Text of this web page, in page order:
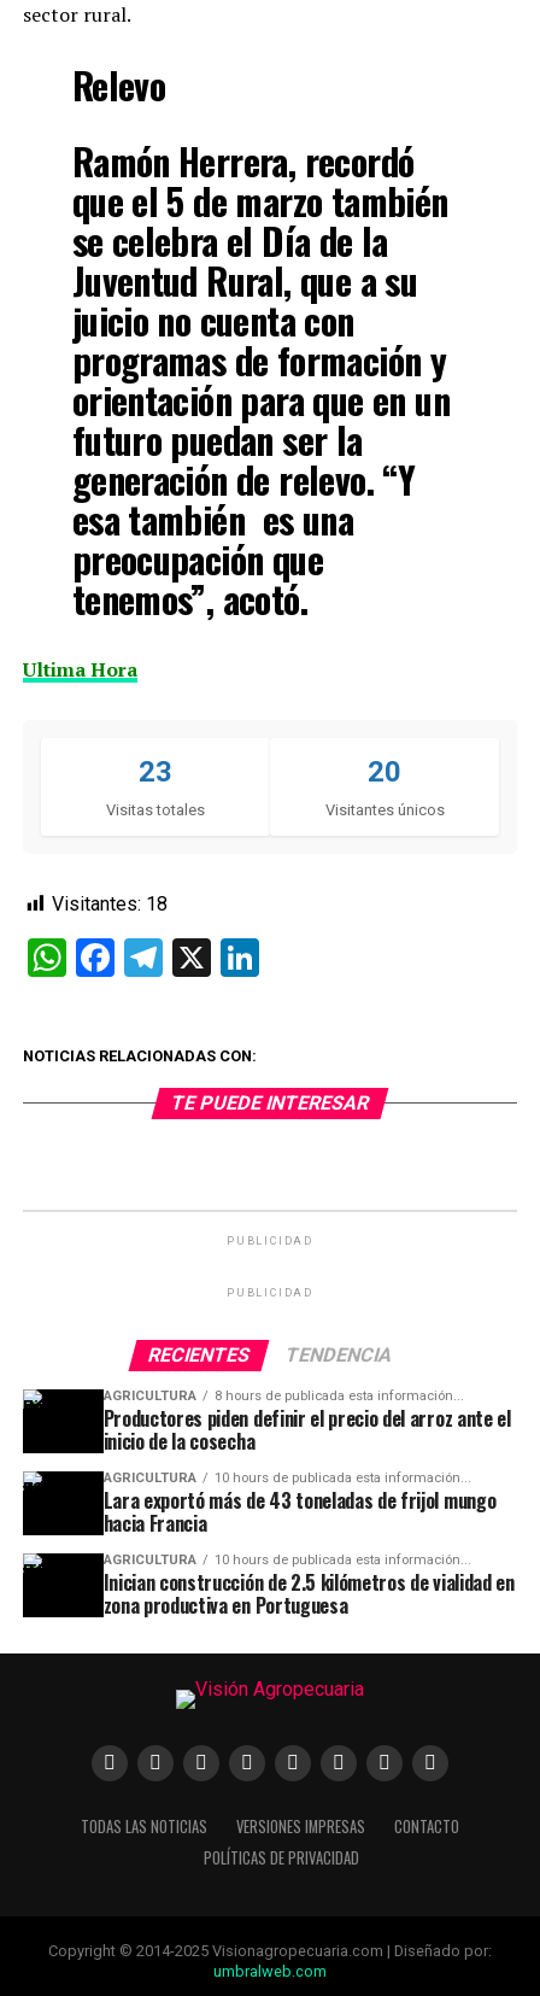
sector rural.
Relevo
Ramón Herrera, recordó
que el 5 de marzo también
se celebra el Día de la
Juventud Rural, que a su
juicio no cuenta con
programas de formación y
orientación para que en un
futuro puedan ser la
generación de relevo. “Y
esa también es una
preocupación que
tenemos”, acotó.
Ultima Hora
23
Visitas totales
20
Visitantes únicos
Visitantes: 18
WhatsApp
Facebook
Telegram
X LinkedIn
NOTICIAS RELACIONADAS CON:
TE PUEDE INTERESAR
PUBLICIDAD
PUBLICIDAD
RECIENTES TENDENCIA
AGRICULTURA 8 hours de publicada esta información...
Productores piden definir el precio del arroz ante el
inicio de la cosecha
AGRICULTURA 10 hours de publicada esta información...
Lara exportó más de 43 toneladas de frijol mungo
hacia Francia
AGRICULTURA 10 hours de publicada esta información...
Inician construcción de 2.5 kilómetros de vialidad en
zona productiva en Portuguesa
TODAS LAS NOTICIAS VERSIONES IMPRESAS
CONTACTO
POLÍTICAS DE PRIVACIDAD
Copyright © 2014-2025 Visionagropecuaria.com | Diseñado por:
umbralweb.com